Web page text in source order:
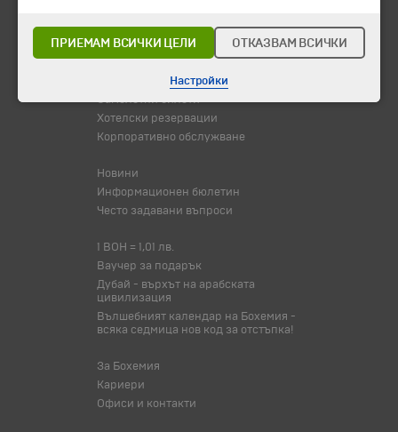
Празници
Оферта на деня
Туристически обекти
Самолетни билети
Хотелски резервации
Корпоративно обслужване
Новини
Информационен бюлетин
Често задавани въпроси
1 BOH = 1,01 лв.
Ваучер за подарък
Дубай - върхът на арабската
цивилизация
Вълшебният календар на Бохемия -
всяка седмица нов код за отстъпка!
За Бохемия
Кариери
Офиси и контакти
ПРИЕМАМ ВСИЧКИ ЦЕЛИ ОТКАЗВАМ ВСИЧКИ
Настройки